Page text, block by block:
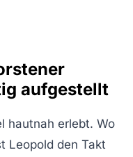
aufgestellt
hautnah erlebt. Wo
Leopold den Takt